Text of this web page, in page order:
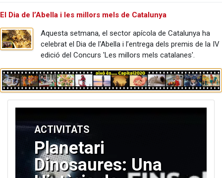
El Dia de l’Abella i les millors mels de Catalunya
Aquesta setmana, el sector apícola de Catalunya ha
celebrat el Dia de l'Abella i l’entrega dels premis de la IV
edició del Concurs 'Les millors mels catalanes'.
ACTIVITATS
Planetari
Dinosaures: Una